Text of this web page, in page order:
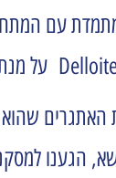
עם
שהוא
הגענו